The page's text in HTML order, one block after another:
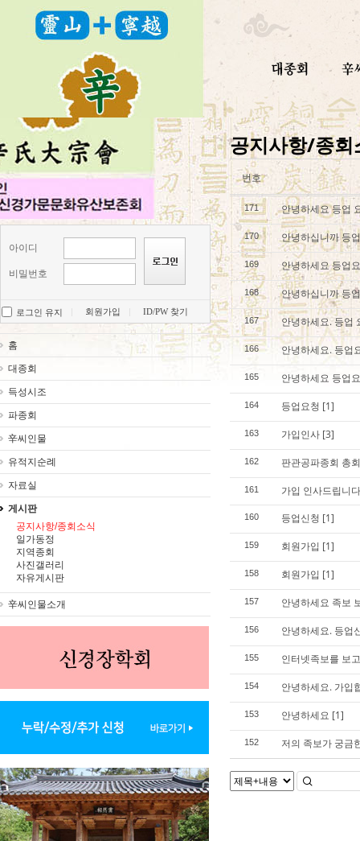
아이디
비밀번호
로그인 유지 회원가입 ID/PW 찾기
홈
대종회
득성시조
파종회
辛씨인물
유적지순례
자료실
게시판
공지사항/종회소식
일가동정
지역종회
사진갤러리
자유게시판
辛씨인물소개
공지사항/종회
번호
171 안녕하세요 등업
170 안녕하십니까 등
169 안녕하세요 등업
168 안녕하십니까 등
167 안녕하세요. 등업
166 안녕하세요. 등업
165 안녕하세요 등업
164 등업요청 [1]
163 가입인사 [3]
162 판관공파종회 총
161 가입 인사드립니
160 등업신청 [1]
159 회원가입 [1]
158 회원가입 [1]
157 안녕하세요 족보
156 안녕하세요. 등업
155 인터넷족보를 보
154 안녕하세요. 가입
153 안녕하세요 [1]
152 저의 족보가 궁금